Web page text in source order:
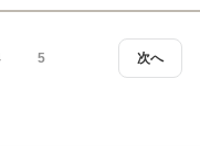
次へ
5